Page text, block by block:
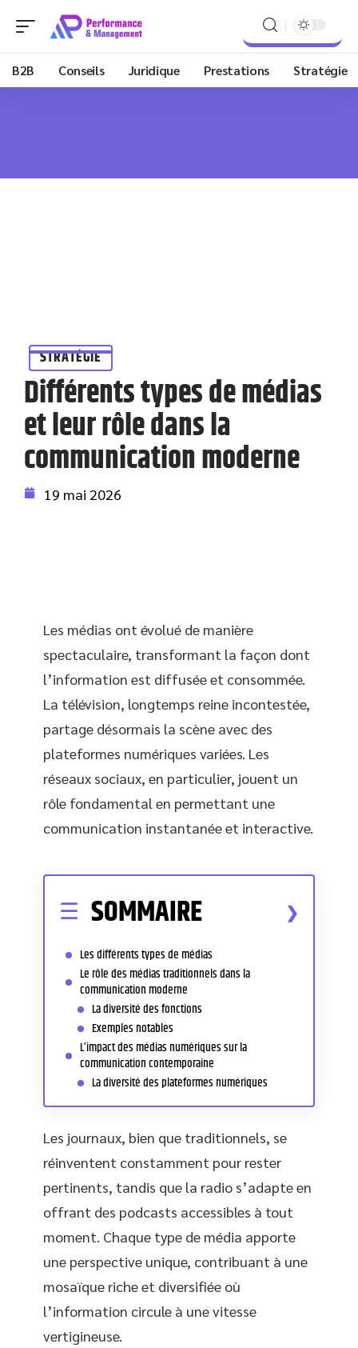
B2B Conseils Juridique Prestations Stratégie
STRATÉGIE
Différents types de médias
et leur rôle dans la
communication moderne
19 mai 2026
Les médias ont évolué de manière
spectaculaire, transformant la façon dont
l’information est diffusée et consommée.
La télévision, longtemps reine incontestée,
partage désormais la scène avec des
plateformes numériques variées. Les
réseaux sociaux, en particulier, jouent un
rôle fondamental en permettant une
communication instantanée et interactive.
SOMMAIRE
Les différents types de médias
Le rôle des médias traditionnels dans la
communication moderne
La diversité des fonctions
Exemples notables
L’impact des médias numériques sur la
communication contemporaine
La diversité des plateformes numériques
Les journaux, bien que traditionnels, se
réinventent constamment pour rester
pertinents, tandis que la radio s’adapte en
offrant des podcasts accessibles à tout
moment. Chaque type de média apporte
une perspective unique, contribuant à une
mosaïque riche et diversifiée où
l’information circule à une vitesse
vertigineuse.